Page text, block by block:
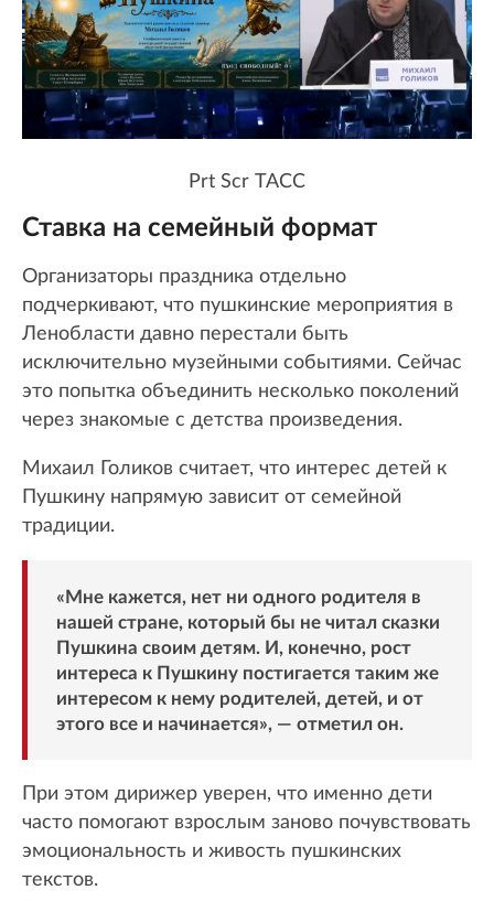
Prt Scr ТАСС
Ставка на семейный формат
Организаторы праздника отдельно
подчеркивают, что пушкинские мероприятия в
Ленобласти давно перестали быть
исключительно музейными событиями. Сейчас
это попытка объединить несколько поколений
через знакомые с детства произведения.
Михаил Голиков считает, что интерес детей к
Пушкину напрямую зависит от семейной
традиции.
«Мне кажется, нет ни одного родителя в
нашей стране, который бы не читал сказки
Пушкина своим детям. И, конечно, рост
интереса к Пушкину постигается таким же
интересом к нему родителей, детей, и от
этого все и начинается», — отметил он.
При этом дирижер уверен, что именно дети
часто помогают взрослым заново почувствовать
эмоциональность и живость пушкинских
текстов.